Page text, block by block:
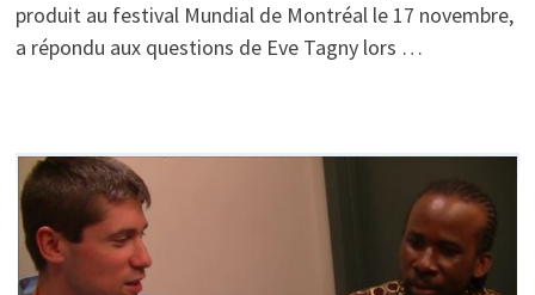
produit au festival Mundial de Montréal le 17 novembre,
a répondu aux questions de Eve Tagny lors …